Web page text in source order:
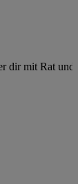
dir mit Rat und